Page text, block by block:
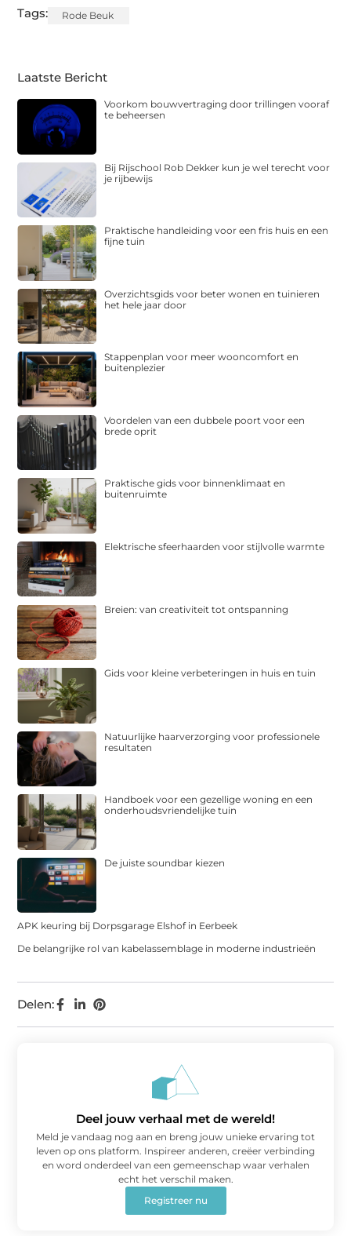
Tags: Rode Beuk
Delen:
Laatste Bericht
Voorkom bouwvertraging door trillingen vooraf
te beheersen
Bij Rijschool Rob Dekker kun je wel terecht voor
je rijbewijs
Praktische handleiding voor een fris huis en een
fijne tuin
Overzichtsgids voor beter wonen en tuinieren
het hele jaar door
Stappenplan voor meer wooncomfort en
buitenplezier
Voordelen van een dubbele poort voor een
brede oprit
Praktische gids voor binnenklimaat en
buitenruimte
Elektrische sfeerhaarden voor stijlvolle warmte
Breien: van creativiteit tot ontspanning
Gids voor kleine verbeteringen in huis en tuin
Natuurlijke haarverzorging voor professionele
resultaten
Handboek voor een gezellige woning en een
onderhoudsvriendelijke tuin
De juiste soundbar kiezen
APK keuring bij Dorpsgarage Elshof in Eerbeek
De belangrijke rol van kabelassemblage in moderne industrieën
Deel jouw verhaal met de wereld!
Meld je vandaag nog aan en breng jouw unieke ervaring tot
leven op ons platform. Inspireer anderen, creëer verbinding
en word onderdeel van een gemeenschap waar verhalen
echt het verschil maken.
Registreer nu